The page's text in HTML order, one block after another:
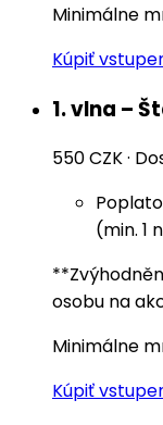
Minimálne
Kúpiť
1. vlna –
550 CZK·
(min. 1
osobu na
Minimálne
Kúpiť